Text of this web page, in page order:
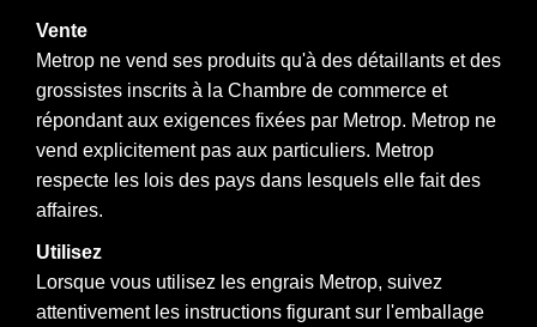
Vente
Metrop ne vend ses produits qu'à des détaillants et des
grossistes inscrits à la Chambre de commerce et
répondant aux exigences fixées par Metrop. Metrop ne
vend explicitement pas aux particuliers. Metrop
respecte les lois des pays dans lesquels elle fait des
affaires.
Utilisez
Lorsque vous utilisez les engrais Metrop, suivez
attentivement les instructions figurant sur l'emballage